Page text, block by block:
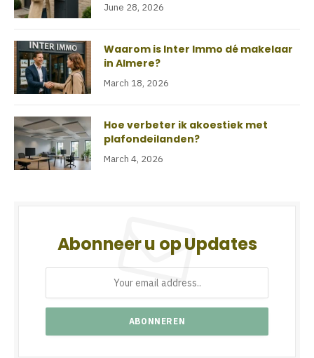
June 28, 2026
Waarom is Inter Immo dé makelaar
in Almere?
March 18, 2026
Hoe verbeter ik akoestiek met
plafondeilanden?
March 4, 2026
Abonneer u op Updates